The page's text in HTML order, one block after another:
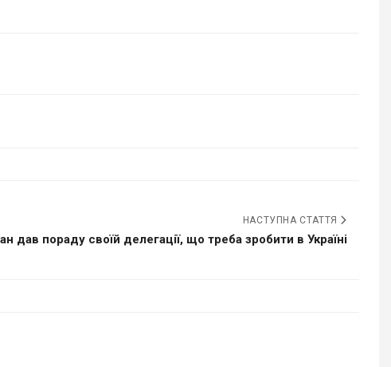
НАСТУПНА СТАТТЯ
дав пораду своїй делегації, що треба зробити в Україні